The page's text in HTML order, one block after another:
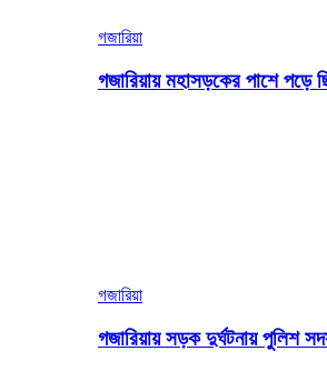
গজারিয়া
গজারিয়ায় মহাসড়কের পাশে পড়ে
গজারিয়া
গজারিয়ায় সড়ক দুর্ঘটনায় পুলিশ